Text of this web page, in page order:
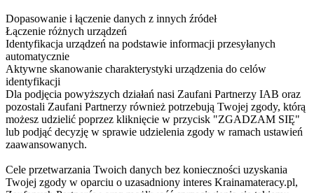
Dopasowanie i łączenie danych z innych źródeł
Łączenie różnych urządzeń
Identyfikacja urządzeń na podstawie informacji przesyłanych
automatycznie
Aktywne skanowanie charakterystyki urządzenia do celów
identyfikacji
Dla podjęcia powyższych działań nasi Zaufani Partnerzy IAB oraz
pozostali Zaufani Partnerzy również potrzebują Twojej zgody, którą
możesz udzielić poprzez kliknięcie w przycisk "ZGADZAM SIĘ"
lub podjąć decyzję w sprawie udzielenia zgody w ramach ustawień
zaawansowanych.
Cele przetwarzania Twoich danych bez konieczności uzyskania
Twojej zgody w oparciu o uzasadniony interes Krainamateracy.pl,